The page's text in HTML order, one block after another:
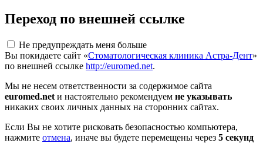
Переход по внешней ссылке
Не предупреждать меня больше
Вы покидаете сайт «Стоматологическая клиника Астра-Дент»
по внешней ссылке http://euromed.net.
Мы не несем ответственности за содержимое сайта
euromed.net и настоятельно рекомендуем не указывать
никаких своих личных данных на сторонних сайтах.
Если Вы не хотите рисковать безопасностью компьютера,
нажмите отмена, иначе вы будете перемещены через 5 секунд